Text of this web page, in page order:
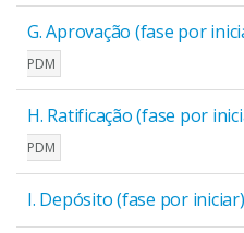
G. Aprovação (fase por
PDM
H. Ratificação (fase por
PDM
I. Depósito (fase por iniciar)